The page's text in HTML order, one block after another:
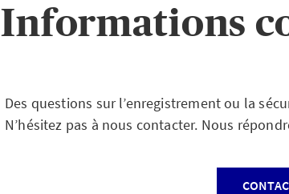
Informations
Des questions sur l’enregistrement ou la
N’hésitez pas à nous contacter. Nous